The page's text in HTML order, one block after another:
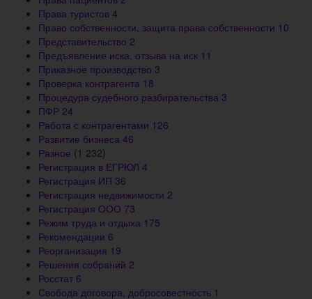
Права туристов 4
Право собственности, защита права собственности 10
Представительство 2
Предъявление иска, отзыва на иск 11
Приказное производство 3
Проверка контрагента 18
Процедура судебного разбирательства 3
ПФР 24
Работа с контрагентами 126
Развитие бизнеса 46
Разное (1 232)
Регистрация в ЕГРЮЛ 4
Регистрация ИП 36
Регистрация недвижимости 2
Регистрация ООО 73
Режим труда и отдыха 175
Рекомендации 6
Реорганизация 19
Решения собраний 2
Росстат 6
Свобода договора, добросовестность 1